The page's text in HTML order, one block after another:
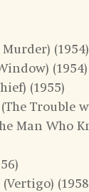
(1954)
(1954)
(1955)
Trouble
Man Who